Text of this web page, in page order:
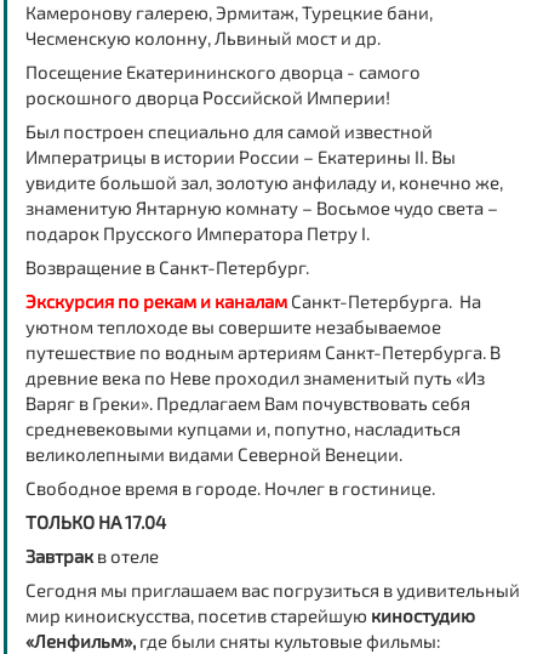
Камеронову галерею, Эрмитаж, Турецкие бани,
Чесменскую колонну, Львиный мост и др.
Посещение Екатерининского дворца - самого
роскошного дворца Российской Империи!
Был построен специально для самой известной
Императрицы в истории России – Екатерины II. Вы
увидите большой зал, золотую анфиладу и, конечно же,
знаменитую Янтарную комнату – Восьмое чудо света –
подарок Прусского Императора Петру I.
Возвращение в Санкт-Петербург.
Экскурсия по рекам и каналамСанкт-Петербурга. На
уютном теплоходе вы совершите незабываемое
путешествие по водным артериям Санкт-Петербурга. В
древние века по Неве проходил знаменитый путь «Из
Варяг в Греки». Предлагаем Вам почувствовать себя
средневековыми купцами и, попутно, насладиться
великолепными видами Северной Венеции.
Свободное время в городе. Ночлег в гостинице.
ТОЛЬКО НА 17.04
Завтракв отеле
Сегодня мы приглашаем вас погрузиться в удивительный
мир киноискусства, посетив старейшую киностудию
«Ленфильм»,где были сняты культовые фильмы: